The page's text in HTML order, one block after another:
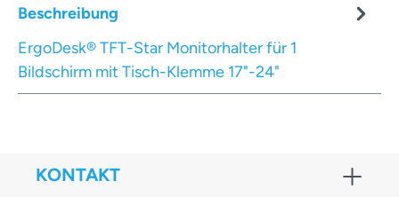
Beschreibung
ErgoDesk® TFT-Star Monitorhalter für 1
Bildschirm mit Tisch-Klemme 17"-24"
KONTAKT